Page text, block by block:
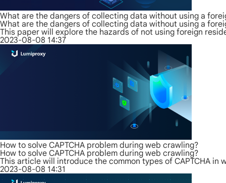
What are the dangers of collecting data without using a
What are the dangers of collecting data without using a
This paper will explore the hazards of not using foreign
2023-08-08 14:37
How to solve CAPTCHA problem during web crawling?
How to solve CAPTCHA problem during web crawling?
This article will introduce the common types of CAPTCHA in
2023-08-08 14:31